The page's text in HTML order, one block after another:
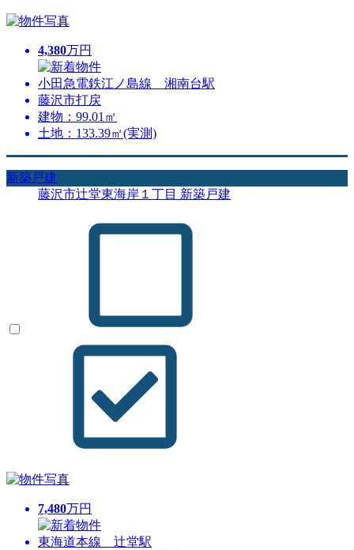
4,380万円
小田急電鉄江ノ島線 湘南台駅
藤沢市打戻
建物：99.01㎡
土地：133.39㎡(実測)
新築戸建
藤沢市辻堂東海岸１丁目 新築戸建
7,480万円
東海道本線 辻堂駅